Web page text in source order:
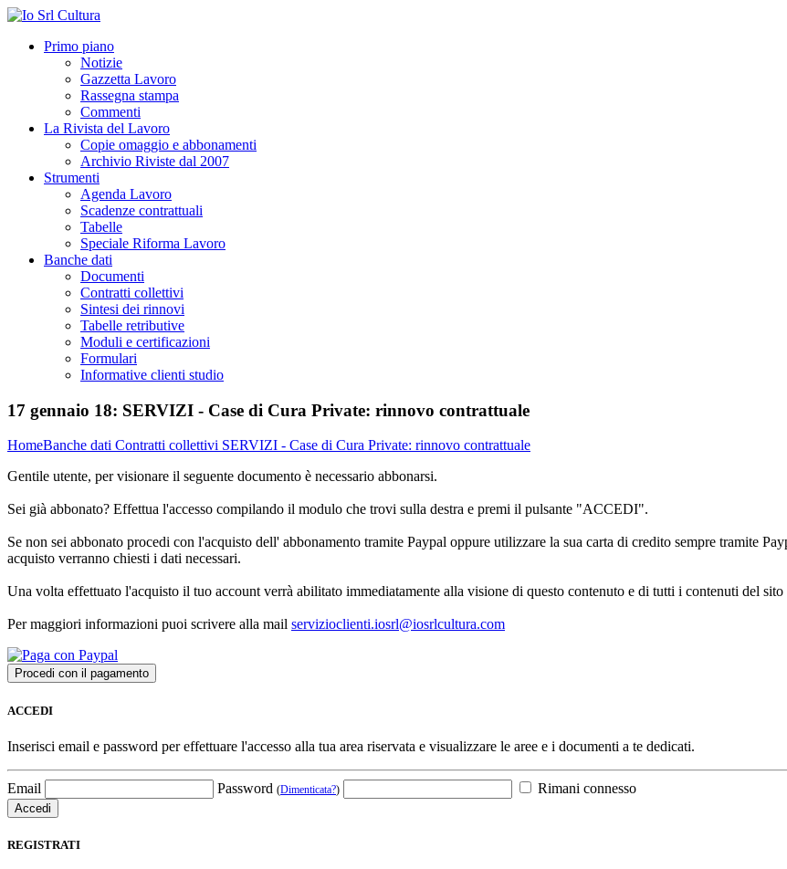
Primo piano
Notizie
Gazzetta Lavoro
Rassegna stampa
Commenti
La Rivista del Lavoro
Copie omaggio e abbonamenti
Archivio Riviste dal 2007
Strumenti
Agenda Lavoro
Scadenze contrattuali
Tabelle
Speciale Riforma Lavoro
Banche dati
Documenti
Contratti collettivi
Sintesi dei rinnovi
Tabelle retributive
Moduli e certificazioni
Formulari
Informative clienti studio
17 gennaio 18: SERVIZI - Case di Cura Private: rinnovo contrattuale
HomeBanche dati Contratti collettivi SERVIZI - Case di Cura Private: rinnovo contrattuale
Gentile utente, per visionare il seguente documento è necessario abbonarsi.
Sei già abbonato? Effettua l'accesso compilando il modulo che trovi sulla destra e premi il pulsante "ACCEDI".
Se non sei abbonato procedi con l'acquisto dell' abbonamento tramite Paypal oppure utilizzare la sua carta di credito sempre tramite
acquisto verranno chiesti i dati necessari.
Una volta effettuato l'acquisto il tuo account verrà abilitato immediatamente alla visione di questo contenuto e di tutti i contenuti del
Per maggiori informazioni puoi scrivere alla mail servizioclienti.iosrl@iosrlcultura.com
ACCEDI
Inserisci email e password per effettuare l'accesso alla tua area riservata e visualizzare le aree e i documenti a te dedicati.
Email Password (Dimenticata?) Rimani connesso
REGISTRATI